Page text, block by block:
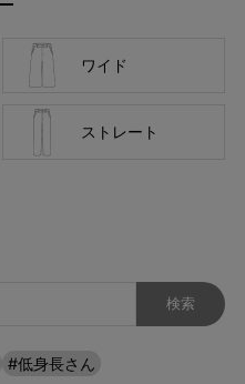
落ち感で、脚のラインを自然
ワイド
ストレート
#低身長さん